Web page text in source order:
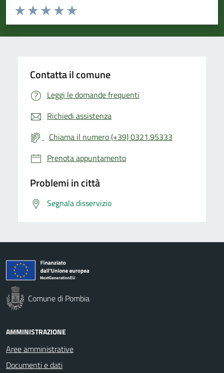
Valuta da 1 a 5 stelle la pagina
Valuta 5 stelle su 5
Valuta 4 stelle su 5
Valuta 3 stelle su 5
Valuta 2 stelle su 5
Valuta 1 stelle su 5
Contatta il comune
Leggi le domande frequenti
Richiedi assistenza
Chiama il numero (+39) 0321.95333
Prenota appuntamento
Problemi in città
Segnala disservizio
Comune di Pombia
AMMINISTRAZIONE
Aree amministrative
Documenti e dati